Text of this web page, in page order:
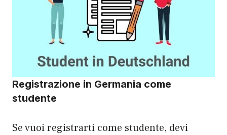
Registrazione in Germania come
studente
Se vuoi registrarti come studente, devi